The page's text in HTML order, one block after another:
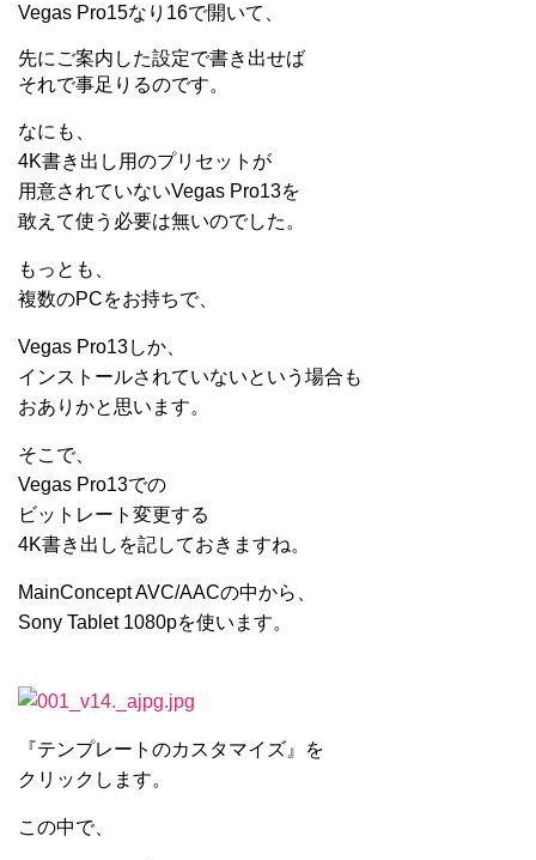
Vegas Pro15なり16で開いて、
先にご案内した設定で書き出せば
それで事足りるのです。
なにも、
4K書き出し用のプリセットが
用意されていないVegas Pro13を
敢えて使う必要は無いのでした。
もっとも、
複数のPCをお持ちで、
Vegas Pro13しか、
インストールされていないという場合も
おありかと思います。
そこで、
Vegas Pro13での
ビットレート変更する
4K書き出しを記しておきますね。
MainConcept AVC/AACの中から、
Sony Tablet 1080pを使います。
『テンプレートのカスタマイズ』を
クリックします。
この中で、